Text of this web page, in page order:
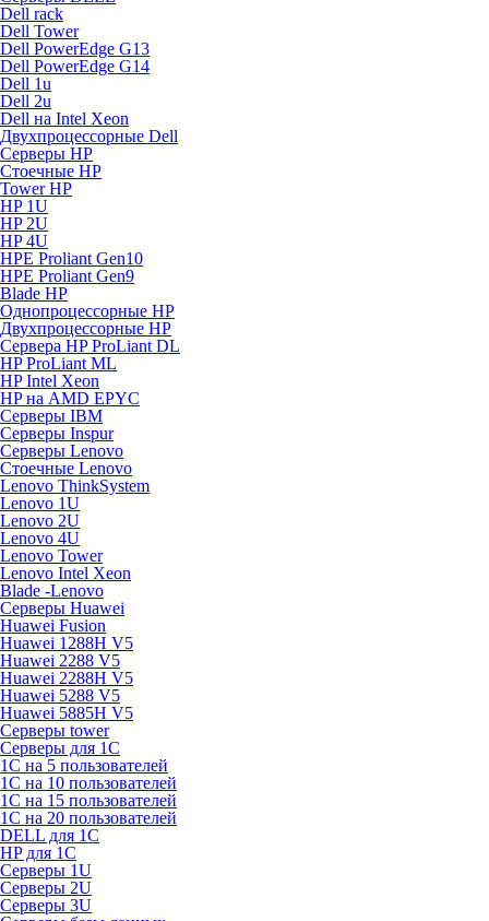
Dell rack
Dell Tower
Dell PowerEdge G13
Dell PowerEdge G14
Dell 1u
Dell 2u
Dell на Intel Xeon
Двухпроцессорные Dell
Серверы HP
Стоечные HP
Tower HP
HP 1U
HP 2U
HP 4U
HPE Proliant Gen10
HPE Proliant Gen9
Blade HP
Однопроцессорные HP
Двухпроцессорные HP
Сервера HP ProLiant DL
HP ProLiant ML
HP Intel Xeon
HP на AMD EPYC
Серверы IBM
Серверы Inspur
Серверы Lenovo
Стоечные Lenovo
Lenovo ThinkSystem
Lenovo 1U
Lenovo 2U
Lenovo 4U
Lenovo Tower
Lenovo Intel Xeon
Blade -Lenovo
Серверы Huawei
Huawei Fusion
Huawei 1288H V5
Huawei 2288 V5
Huawei 2288H V5
Huawei 5288 V5
Huawei 5885H V5
Серверы tower
Серверы для 1C
1С на 5 пользователей
1С на 10 пользователей
1С на 15 пользователей
1С на 20 пользователей
DELL для 1С
HP для 1С
Серверы 1U
Серверы 2U
Серверы 3U